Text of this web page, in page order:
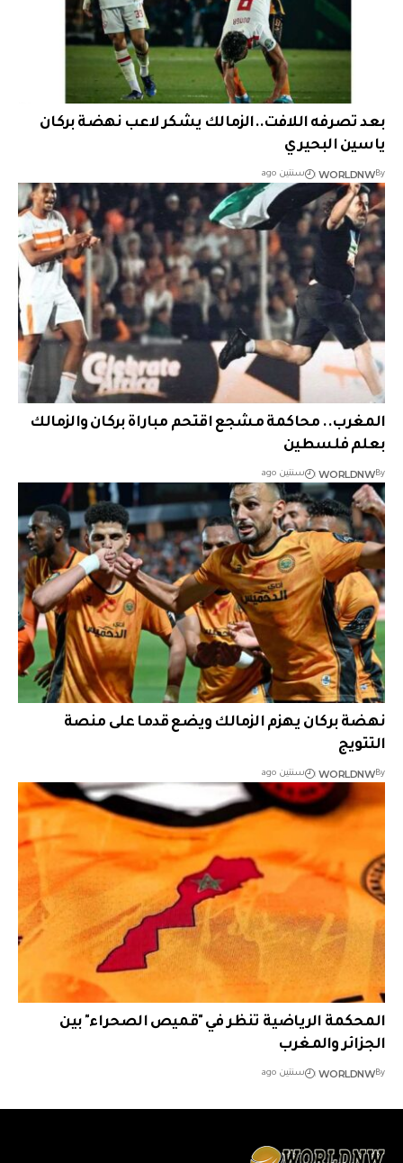
بعد تصرفه اللافت..الزمالك يشكر لاعب نهضة بركان
ياسين البحيري
By
WORLDNW سنتين ago
المغرب.. محاكمة مشجع اقتحم مباراة بركان والزمالك
بعلم فلسطين
By
WORLDNW سنتين ago
نهضة بركان يهزم الزمالك ويضع قدما على منصة
التتويج
By
WORLDNW سنتين ago
المحكمة الرياضية تنظر في "قميص الصحراء" بين
الجزائر والمغرب
By
WORLDNW سنتين ago